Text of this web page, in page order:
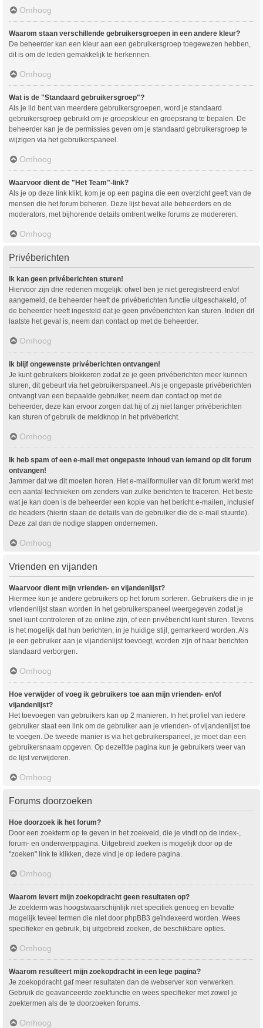
Omhoog
Waarom staan verschillende gebruikersgroepen in een andere kleur?
De beheerder kan een kleur aan een gebruikersgroep toegewezen hebben,
dit is om de leden gemakkelijk te herkennen.
Omhoog
Wat is de "Standaard gebruikersgroep"?
Als je lid bent van meerdere gebruikersgroepen, word je standaard
gebruikersgroep gebruikt om je groepskleur en groepsrang te bepalen. De
beheerder kan je de permissies geven om je standaard gebruikersgroep te
wijzigen via het gebruikerspaneel.
Omhoog
Waarvoor dient de "Het Team"-link?
Als je op deze link klikt, kom je op een pagina die een overzicht geeft van de
mensen die het forum beheren. Deze lijst bevat alle beheerders en de
moderators, met bijhorende details omtrent welke forums ze modereren.
Omhoog
Privéberichten
Ik kan geen privéberichten sturen!
Hiervoor zijn drie redenen mogelijk: ofwel ben je niet geregistreerd en/of
aangemeld, de beheerder heeft de privéberichten functie uitgeschakeld, of
de beheerder heeft ingesteld dat je geen privéberichten kan sturen. Indien dit
laatste het geval is, neem dan contact op met de beheerder.
Omhoog
Ik blijf ongewenste privéberichten ontvangen!
Je kunt gebruikers blokkeren zodat ze je geen privéberichten meer kunnen
sturen, dit gebeurt via het gebruikerspaneel. Als je ongepaste privéberichten
ontvangt van een bepaalde gebruiker, neem dan contact op met de
beheerder, deze kan ervoor zorgen dat hij of zij niet langer privéberichten
kan sturen of gebruik de meldknop in het privébericht.
Omhoog
Ik heb spam of een e-mail met ongepaste inhoud van iemand op dit forum
ontvangen!
Jammer dat we dit moeten horen. Het e-mailformulier van dit forum werkt met
een aantal technieken om zenders van zulke berichten te traceren. Het beste
wat je kan doen is de beheerder een kopie van het bericht e-mailen, inclusief
de headers (hierin staan de details van de gebruiker die de e-mail stuurde).
Deze zal dan de nodige stappen ondernemen.
Omhoog
Vrienden en vijanden
Waarvoor dient mijn vrienden- en vijandenlijst?
Hiermee kun je andere gebruikers op het forum sorteren. Gebruikers die in je
vriendenlijst staan worden in het gebruikerspaneel weergegeven zodat je
snel kunt controleren of ze online zijn, of een privébericht kunt sturen. Tevens
is het mogelijk dat hun berichten, in je huidige stijl, gemarkeerd worden. Als
je een gebruiker aan je vijandenlijst toevoegt, worden zijn of haar berichten
standaard verborgen.
Omhoog
Hoe verwijder of voeg ik gebruikers toe aan mijn vrienden- en/of
vijandenlijst?
Het toevoegen van gebruikers kan op 2 manieren. In het profiel van iedere
gebruiker staat een link om de gebruiker aan je vrienden- of vijandenlijst toe
te voegen. De tweede manier is via het gebruikerspaneel, je moet dan een
gebruikersnaam opgeven. Op dezelfde pagina kun je gebruikers weer van
de lijst verwijderen.
Omhoog
Forums doorzoeken
Hoe doorzoek ik het forum?
Door een zoekterm op te geven in het zoekveld, die je vindt op de index-,
forum- en onderwerppagina. Uitgebreid zoeken is mogelijk door op de
"zoeken" link te klikken, deze vind je op iedere pagina.
Omhoog
Waarom levert mijn zoekopdracht geen resultaten op?
Je zoekterm was hoogstwaarschijnlijk niet specifiek genoeg en bevatte
mogelijk teveel termen die niet door phpBB3 geïndexeerd worden. Wees
specifieker en gebruik, bij uitgebreid zoeken, de beschikbare opties.
Omhoog
Waarom resulteert mijn zoekopdracht in een lege pagina?
Je zoekopdracht gaf meer resultaten dan de webserver kon verwerken.
Gebruik de geavanceerde zoekfunctie en wees specifieker met zowel je
zoektermen als de te doorzoeken forums.
Omhoog